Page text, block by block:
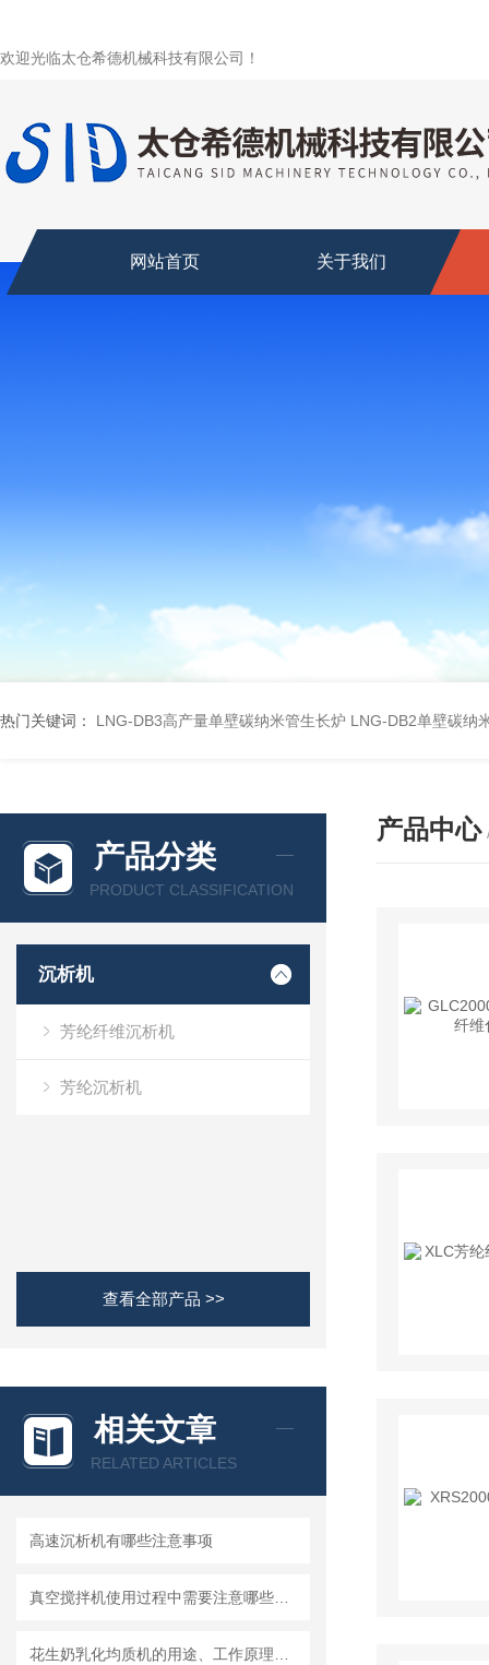
欢迎光临太仓希德机械科技有限公司！
网站首页 关于我们
热门关键词： LNG-DB3高产量单壁碳纳米管生长炉 LNG-DB2单壁碳纳
产品分类
PRODUCT CLASSIFICATION
沉析机
芳纶纤维沉析机
芳纶沉析机
查看全部产品 >>
相关文章
RELATED ARTICLES
高速沉析机有哪些注意事项
产品中心